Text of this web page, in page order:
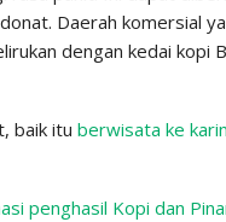
Daerah komersial
dengan kedai kopi
baik itu berwisata ke
penghasil Kopi dan